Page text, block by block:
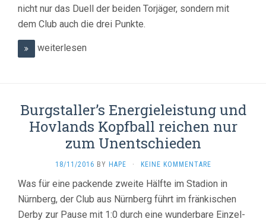
nicht nur das Duell der beiden Torjäger, sondern mit
dem Club auch die drei Punkte.
weiterlesen
Burgstaller’s Energieleistung und
Hovlands Kopfball reichen nur
zum Unentschieden
18/11/2016 BY HAPE · KEINE KOMMENTARE
Was für eine packende zweite Hälfte im Stadion in
Nürnberg, der Club aus Nürnberg führt im fränkischen
Derby zur Pause mit 1:0 durch eine wunderbare Einzel-